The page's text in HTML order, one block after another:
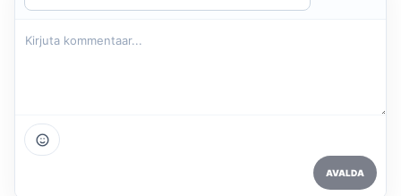
AVALDA